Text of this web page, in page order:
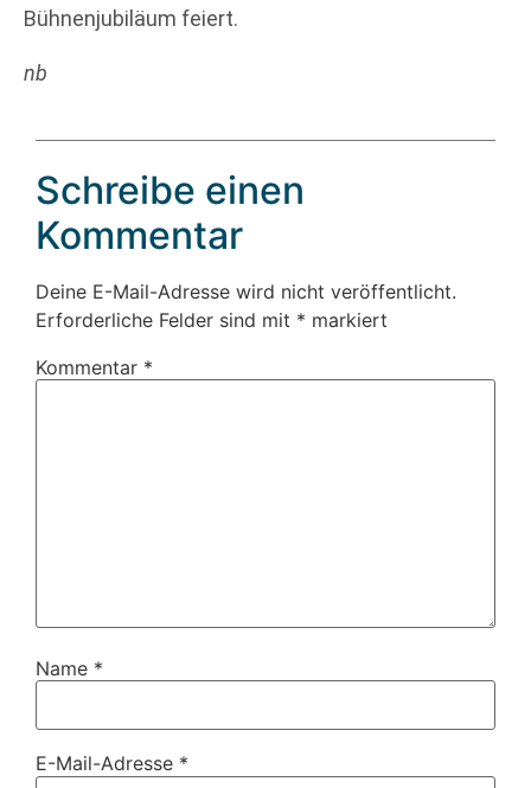
Bühnenjubiläum feiert.
nb
Schreibe einen
Kommentar
Deine E-Mail-Adresse wird nicht veröffentlicht.
Erforderliche Felder sind mit * markiert
Kommentar *
Name *
E-Mail-Adresse *